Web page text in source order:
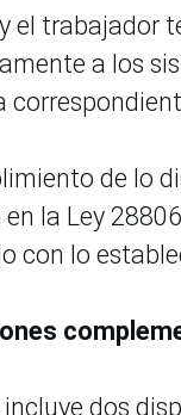
el trabajador
a los
de lo
la Ley
con lo
dos